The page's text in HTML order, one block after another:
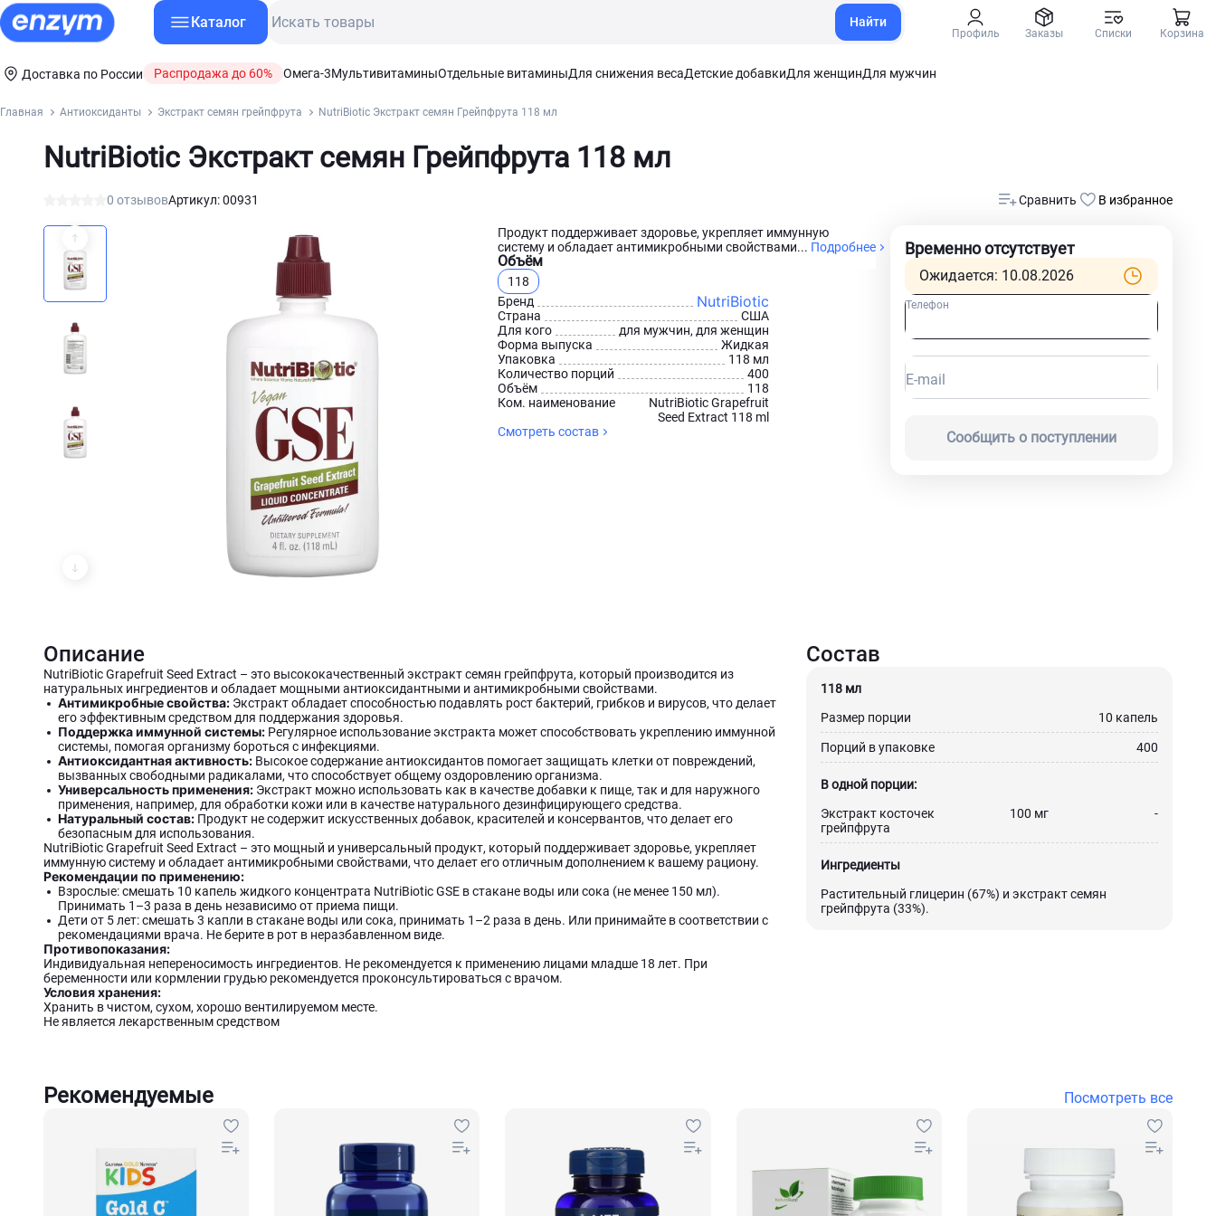
Каталог Найти
Профиль Заказы Списки Корзина
Доставка по России Распродажа до 60% Омега-3МультивитаминыОтдельные витаминыДля снижения весаДетские добавкиДля женщинДля мужчин
Главная Антиоксиданты Экстракт семян грейпфрута NutriBiotic Экстракт семян Грейпфрута 118 мл
NutriBiotic Экстракт семян Грейпфрута 118 мл
0 отзывовАртикул: 00931 Сравнить В избранное
Продукт поддерживает здоровье, укрепляет иммунную
систему и обладает антимикробными свойствами... Подробнее
Объём
118
Бренд
NutriBiotic
Страна
США
Для кого
для мужчин, для женщин
Форма выпуска
Жидкая
Упаковка
118 мл
Количество порций
400
Объём
118
Ком. наименование
NutriBiotic Grapefruit
Seed Extract 118 ml
Смотреть состав
Временно отсутствует
Ожидается: 10.08.2026
Телефон
E-mail
Сообщить о поступлении
Описание Состав
NutriBiotic Grapefruit Seed Extract – это высококачественный экстракт семян грейпфрута, который производится из
натуральных ингредиентов и обладает мощными антиоксидантными и антимикробными свойствами.
Антимикробные свойства: Экстракт обладает способностью подавлять рост бактерий, грибков и вирусов, что делает
его эффективным средством для поддержания здоровья.
Поддержка иммунной системы: Регулярное использование экстракта может способствовать укреплению иммунной
системы, помогая организму бороться с инфекциями.
Антиоксидантная активность: Высокое содержание антиоксидантов помогает защищать клетки от повреждений,
вызванных свободными радикалами, что способствует общему оздоровлению организма.
Универсальность применения: Экстракт можно использовать как в качестве добавки к пище, так и для наружного
применения, например, для обработки кожи или в качестве натурального дезинфицирующего средства.
Натуральный состав: Продукт не содержит искусственных добавок, красителей и консервантов, что делает его
безопасным для использования.
NutriBiotic Grapefruit Seed Extract – это мощный и универсальный продукт, который поддерживает здоровье, укрепляет
иммунную систему и обладает антимикробными свойствами, что делает его отличным дополнением к вашему рациону.
Рекомендации по применению:
Взрослые: смешать 10 капель жидкого концентрата NutriBiotic GSE в стакане воды или сока (не менее 150 мл).
Принимать 1–3 раза в день независимо от приема пищи.
Дети от 5 лет: смешать 3 капли в стакане воды или сока, принимать 1–2 раза в день. Или принимайте в соответствии с
рекомендациями врача. Не берите в рот в неразбавленном виде.
Противопоказания:
Индивидуальная непереносимость ингредиентов. Не рекомендуется к применению лицами младше 18 лет. При
беременности или кормлении грудью рекомендуется проконсультироваться с врачом.
Условия хранения:
Хранить в чистом, сухом, хорошо вентилируемом месте.
Не является лекарственным средством
118 мл
Размер порции
10 капель
Порций в упаковке 400
В одной порции:
Экстракт косточек
грейпфрута
100 мг -
Ингредиенты
Растительный глицерин (67%) и экстракт семян
грейпфрута (33%).
Рекомендуемые Посмотреть все